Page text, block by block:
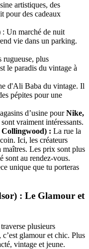
artistiques, des
pour des cadeaux
: Un marché de nuit
vie dans un parking.
rugueuse, plus
le paradis du vintage à
d'Ali Baba du vintage. Il
pépites pour une
d’usine pourNike,
vraiment intéressants.
: La rue la
Ici, les créateurs
maîtres. Les prix sont plus
sont au rendez-vous.
unique que tu porteras
: Le Glamour et
plusieurs
glamour et chic. Plus
vintage et jeune.